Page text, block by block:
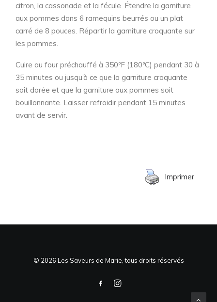
citron, la cassonade et la fécule. Étendre la garniture
aux pommes dans 6 ramequins beurrés ou un plat
carré de 8 pouces. Répartir la garniture croquante sur
les pommes.
Cuire au four préchauffé à 350ºF (180ºC) pendant 30 à
35 minutes ou jusqu’à ce que la garniture croquante
soit dorée et que la garniture aux pommes soit
bouillonnante. Laisser refroidir pendant 15 minutes
avant de servir.
Imprimer
© 2026 Les Saveurs de Marie, tous droits réservés